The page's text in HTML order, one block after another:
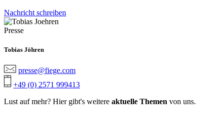
Nachricht schreiben
Presse
Tobias Jöhren
presse@fiege.com
+49 (0) 2571 999413
Lust auf mehr? Hier gibt's weitere aktuelle Themen von uns.